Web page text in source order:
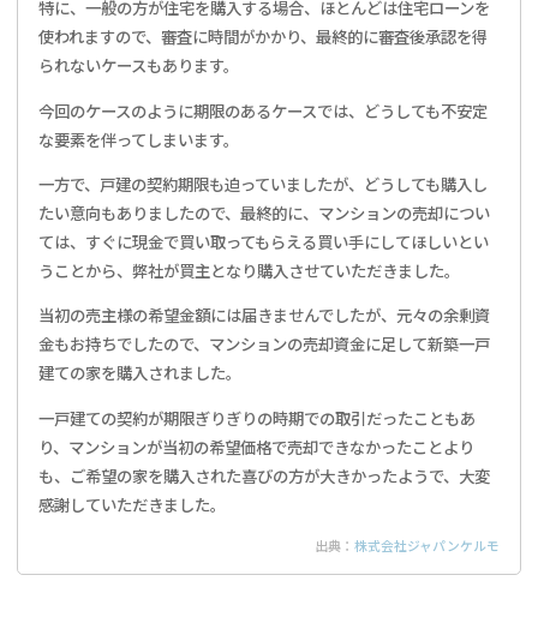
特に、一般の方が住宅を購入する場合、ほとんどは住宅ローンを
使われますので、審査に時間がかかり、最終的に審査後承認を得
られないケースもあります。
今回のケースのように期限のあるケースでは、どうしても不安定
な要素を伴ってしまいます。
一方で、戸建の契約期限も迫っていましたが、どうしても購入し
たい意向もありましたので、最終的に、マンションの売却につい
ては、すぐに現金で買い取ってもらえる買い手にしてほしいとい
うことから、弊社が買主となり購入させていただきました。
当初の売主様の希望金額には届きませんでしたが、元々の余剰資
金もお持ちでしたので、マンションの売却資金に足して新築一戸
建ての家を購入されました。
一戸建ての契約が期限ぎりぎりの時期での取引だったこともあ
り、マンションが当初の希望価格で売却できなかったことより
も、ご希望の家を購入された喜びの方が大きかったようで、大変
感謝していただきました。
出典：株式会社ジャパンケルモ